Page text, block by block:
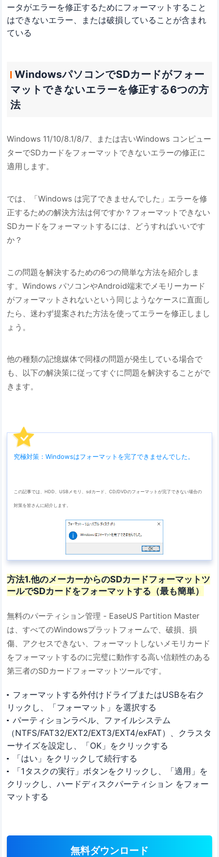
ータがエラーを修正するためにフォーマットすること
はできないエラー、または破損していることが含まれ
ている
WindowsパソコンでSDカードがフォー
マットできないエラーを修正する6つの方
法
Windows 11/10/8.1/8/7、または古いWindows コンピュー
ターでSDカードをフォーマットできないエラーの修正に
適用します。
では、「Windows は完了できませんでした」エラーを修
正するための解決方法は何ですか？フォーマットできない
SDカードをフォーマットするには、どうすればいいです
か？
この問題を解決するための6つの簡単な方法を紹介しま
す。Windows パソコンやAndroid端末でメモリーカード
がフォーマットされないという同じようなケースに直面し
たら、迷わず提案された方法を使ってエラーを修正しまし
ょう。
他の種類の記憶媒体で同様の問題が発生している場合で
も、以下の解決策に従ってすぐに問題を解決することがで
きます。
究極対策：Windowsはフォーマットを完了できませんでした。
この記事では、HDD、USBメモリ、sdカード、CD/DVDのフォーマットが完了できない場合の
対策を皆さんに紹介します。
方法1.他のメーカーからのSDカードフォーマットツ
ールでSDカードをフォーマットする（最も簡単）
無料のパーティション管理 - EaseUS Partition Master
は、すべてのWindowsプラットフォームで、破損、損
傷、アクセスできない、フォーマットしないメモリカード
をフォーマットするのに完璧に動作する高い信頼性のある
第三者のSDカードフォーマットツールです。
フォーマットする外付けドライブまたはUSBを右ク
リックし、「フォーマット」を選択する
パーティションラベル、ファイルシステム
（NTFS/FAT32/EXT2/EXT3/EXT4/exFAT）、クラスタ
ーサイズを設定し、「OK」をクリックする
「はい」をクリックして続行する
「1タスクの実行」ボタンをクリックし、「適用」を
クリックし、ハードディスクパーティション をフォー
マットする
無料ダウンロード